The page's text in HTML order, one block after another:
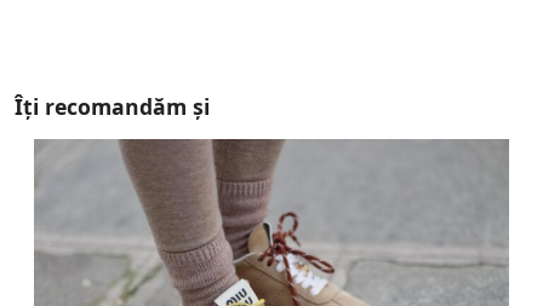
Îți recomandăm și